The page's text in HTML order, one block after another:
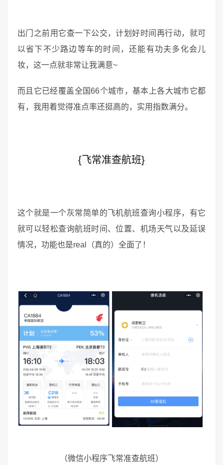
出门之前用它查一下公交，计划好时间再行动，就可
以省下不少路边等车的时间，还能有功夫多化会儿
妆，这一点就非常让我满意~
而且它已经覆盖全国66个城市，基本上各大城市它都
有，我用着觉得准点率还挺高的，实用指数满分。
{飞常准查航班}
这个就是一个灰常简单的飞机航班查询小程序，有它
就可以轻松查询航班时间、位置、机场天气以及延误
情况，功能也是real（真的）全面了！
（微信小程序飞常准查航班）